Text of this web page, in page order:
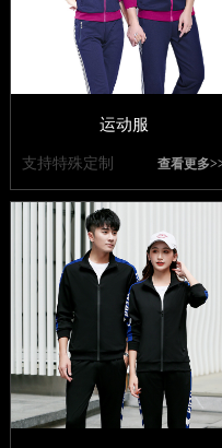
运动服
支持特殊定制 查看更多